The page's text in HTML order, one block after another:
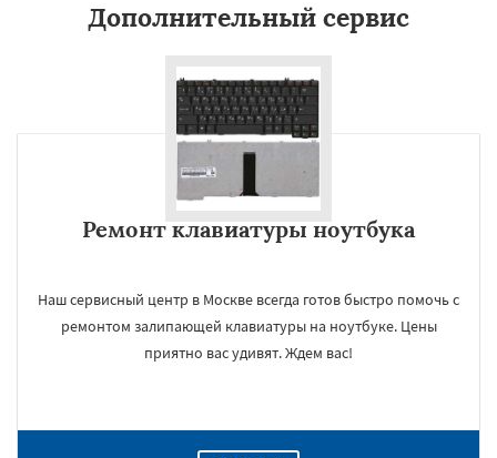
Дополнительный сервис
Ремонт клавиатуры ноутбука
Наш сервисный центр в Москве всегда готов быстро помочь с
ремонтом залипающей клавиатуры на ноутбуке. Цены
приятно вас удивят. Ждем вас!